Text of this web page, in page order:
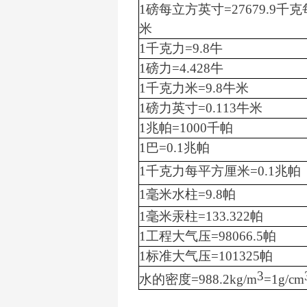
1磅每立方英寸=27679.9千克
米
1千克力=9.8牛
1磅力=4.428牛
1千克力米=9.8牛米
1磅力英寸=0.113牛米
1兆帕=1000千帕
1巴=0.1兆帕
1千克力每平方厘米=0.1兆帕
1毫米水柱=9.8帕
1毫米汞柱=133.322帕
1工程大气压=98066.5帕
1标准大气压=101325帕
水的密度=988.2kg/m3=1g/cm